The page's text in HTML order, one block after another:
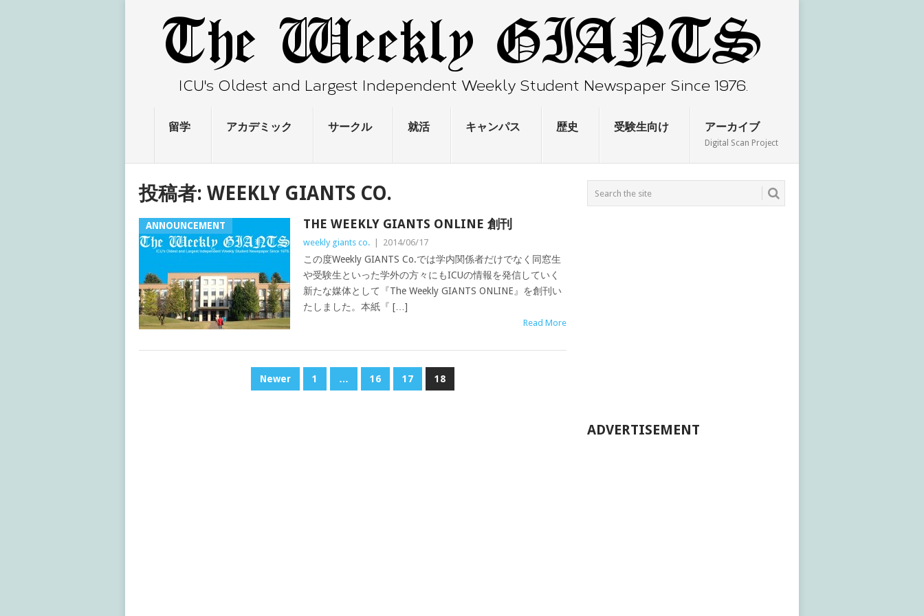
留学 アカデミック サークル 就活 キャンパス 歴史 受験生向け アーカイブ
Digital Scan Project
投稿者: WEEKLY GIANTS CO.
ANNOUNCEMENT THE WEEKLY GIANTS ONLINE 創刊
weekly giants co. 2014/06/17
この度Weekly GIANTS Co.では学内関係者だけでなく同窓生
や受験生といった学外の方々にもICUの情報を発信していく
新たな媒体として『The Weekly GIANTS ONLINE』を創刊い
たしました。本紙『 […]
Read More
Newer 1 … 16 17 18
ADVERTISEMENT